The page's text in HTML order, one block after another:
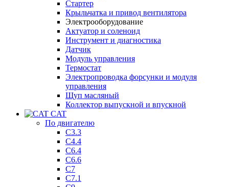
Стартер
Крыльчатка и привод вентилятора
Электрооборудование
Актуатор и соленоид
Инструмент и диагностика
Датчик
Модуль управления
Термостат
Электропроводка форсунки и модуля
управления
Щуп масляный
Коллектор выпускной и впускной
CAT
По двигателю
C3.3
C4.4
C6.4
C6.6
C7
C7.1